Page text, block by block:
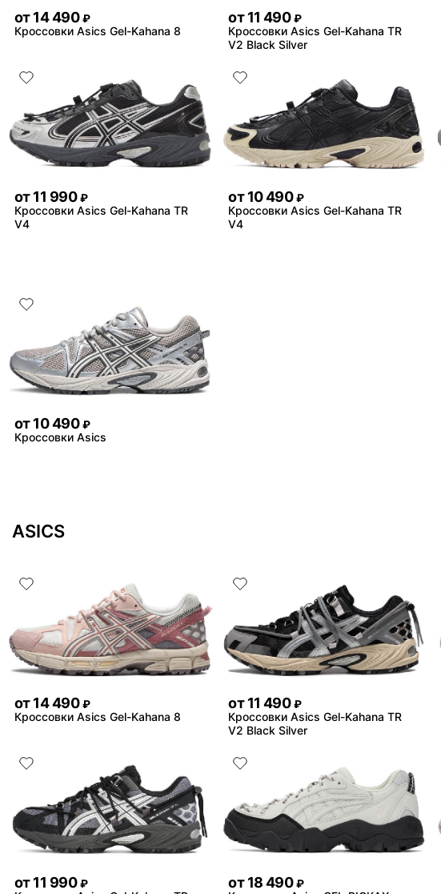
от14 490 ₽
Кроссовки Asics Gel-Kahana 8
от 11 490 ₽
Кроссовки Asics Gel-Kahana TR
V2 Black Silver
от11 990 ₽
Кроссовки Asics Gel-Kahana TR
V4
от 10 490 ₽
Кроссовки Asics Gel-Kahana TR
V4
от10 490 ₽
Кроссовки Asics
ASICS
от14 490 ₽
Кроссовки Asics Gel-Kahana 8
от 11 490 ₽
Кроссовки Asics Gel-Kahana TR
V2 Black Silver
от11 990 ₽ от 18 490 ₽